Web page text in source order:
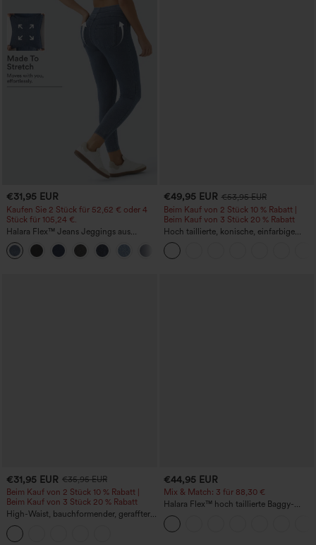
€31,95 EUR
Kaufen Sie 2 Stück für 52,62 € oder 4
Stück für 105,24 €.
Halara Flex™ Jeans Jeggings aus
elastischem Strick-Denim mit hohem
Bund und Gesäßtaschen
€49,95 EUR €53,95 EUR
Beim Kauf von 2 Stück 10 % Rabatt |
Beim Kauf von 3 Stück 20 % Rabatt
Hoch taillierte, konische, einfarbige
Anzughose mit Seitentaschen
€31,95 EUR €35,95 EUR
Beim Kauf von 2 Stück 10 % Rabatt |
Beim Kauf von 3 Stück 20 % Rabatt
High-Waist, bauchformender, geraffter
Midirock mit geschwungenem Saum, 2-
in-1 Fleece/PU, lässig
€44,95 EUR
Mix & Match: 3 für 88,30 €
Halara Flex™ hoch taillierte Baggy-
Jeans mit Taschen, weitem Bein,
stonewashed, lässig